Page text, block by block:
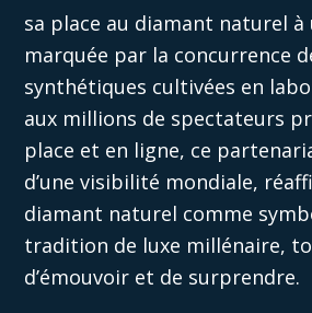
sa place au diamant naturel à
marquée par la concurrence
synthétiques cultivées en
aux millions de spectateurs
place et en ligne, ce
d’une visibilité mondiale,
diamant naturel comme
tradition de luxe millénaire,
d’émouvoir et de surprendre.